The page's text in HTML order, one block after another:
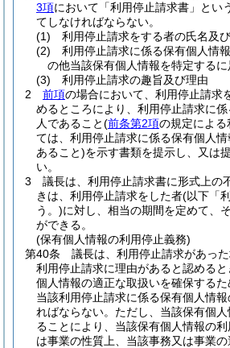
3項において「利用停止請求書」とい
てしなければならない。
(1)
利用停止請求をする者の氏名及
(2)
利用停止請求に係る保有個人情
の他当該保有個人情報を特定する
(3)
利用停止請求の趣旨及び理由
2
前項の場合において、利用停止請求
めるところにより、利用停止請求に
人であること(前条第2項の規定による
ては、利用停止請求に係る保有個人
あること)を示す書類を提示し、又は
い。
3
議長は、利用停止請求書に形式上の
きは、利用停止請求をした者(以下「
う。)に対し、相当の期間を定めて、
ができる。
(保有個人情報の利用停止義務)
第40条
議長は、利用停止請求があっ
利用停止請求に理由があると認める
個人情報の適正な取扱いを確保するた
当該利用停止請求に係る保有個人情
ればならない。 ただし、当該保有個
ることにより、当該保有個人情報の
は事業の性質上、当該事務又は事業